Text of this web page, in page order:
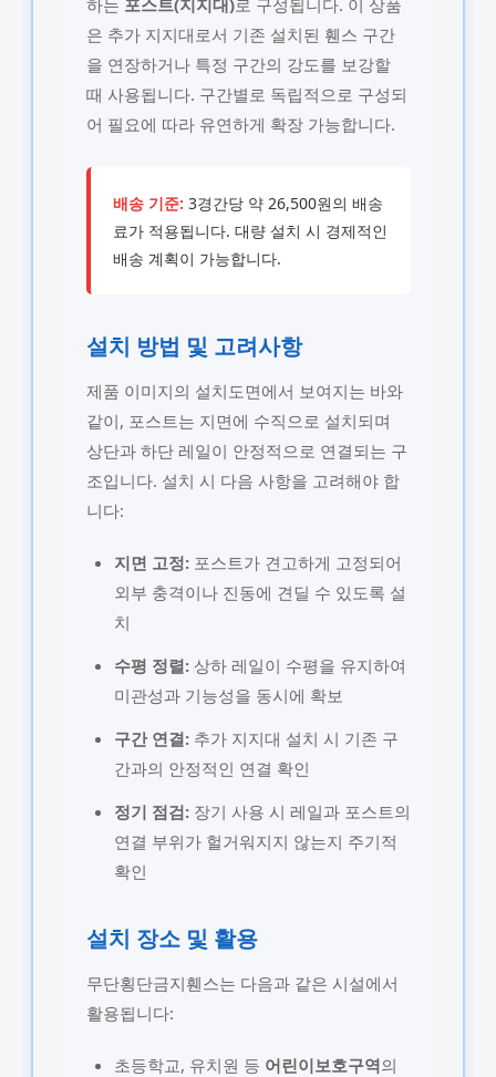
은 추가 지지대로서 기존 설치된 휀스 구간
을 연장하거나 특정 구간의 강도를 보강할
때 사용됩니다. 구간별로 독립적으로 구성되
어 필요에 따라 유연하게 확장 가능합니다.
배송 기준: 3경간당 약 26,500원의 배송
료가 적용됩니다. 대량 설치 시 경제적인
배송 계획이 가능합니다.
설치 방법 및 고려사항
제품 이미지의 설치도면에서 보여지는 바와
같이, 포스트는 지면에 수직으로 설치되며
상단과 하단 레일이 안정적으로 연결되는 구
조입니다. 설치 시 다음 사항을 고려해야 합
니다:
지면 고정:포스트가 견고하게 고정되어
외부 충격이나 진동에 견딜 수 있도록 설
치
수평 정렬:상하 레일이 수평을 유지하여
미관성과 기능성을 동시에 확보
구간 연결:추가 지지대 설치 시 기존 구
간과의 안정적인 연결 확인
정기 점검:장기 사용 시 레일과 포스트의
연결 부위가 헐거워지지 않는지 주기적
확인
설치 장소 및 활용
무단횡단금지휀스는 다음과 같은 시설에서
활용됩니다:
초등학교, 유치원 등 어린이보호구역의